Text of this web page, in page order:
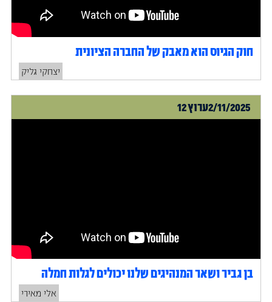
חוק הגיוס הוא מאבק של החברה הציונית
יצחקי גליק
2/11/2025ערוץ 12
בן גביר ושאר המנהיגים שלנו יכולים לגלות חמלה
אלי מאירי